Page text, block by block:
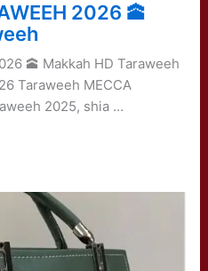
2026 🕋
🕋 Makkah HD Taraweeh
Taraweeh MECCA
2025, shia …